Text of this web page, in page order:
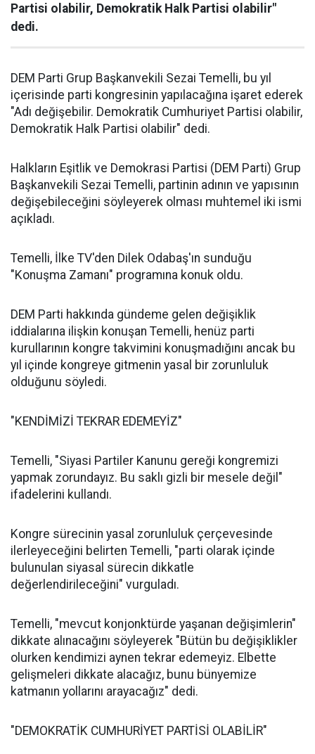
Partisi olabilir, Demokratik Halk Partisi olabilir"
dedi.
DEM Parti Grup Başkanvekili Sezai Temelli, bu yıl
içerisinde parti kongresinin yapılacağına işaret ederek
"Adı değişebilir. Demokratik Cumhuriyet Partisi olabilir,
Demokratik Halk Partisi olabilir" dedi.
Halkların Eşitlik ve Demokrasi Partisi (DEM Parti) Grup
Başkanvekili Sezai Temelli, partinin adının ve yapısının
değişebileceğini söyleyerek olması muhtemel iki ismi
açıkladı.
Temelli, İlke TV'den Dilek Odabaş'ın sunduğu
"Konuşma Zamanı" programına konuk oldu.
DEM Parti hakkında gündeme gelen değişiklik
iddialarına ilişkin konuşan Temelli, henüz parti
kurullarının kongre takvimini konuşmadığını ancak bu
yıl içinde kongreye gitmenin yasal bir zorunluluk
olduğunu söyledi.
"KENDİMİZİ TEKRAR EDEMEYİZ"
Temelli, "Siyasi Partiler Kanunu gereği kongremizi
yapmak zorundayız. Bu saklı gizli bir mesele değil"
ifadelerini kullandı.
Kongre sürecinin yasal zorunluluk çerçevesinde
ilerleyeceğini belirten Temelli, "parti olarak içinde
bulunulan siyasal sürecin dikkatle
değerlendirileceğini" vurguladı.
Temelli, "mevcut konjonktürde yaşanan değişimlerin"
dikkate alınacağını söyleyerek "Bütün bu değişiklikler
olurken kendimizi aynen tekrar edemeyiz. Elbette
gelişmeleri dikkate alacağız, bunu bünyemize
katmanın yollarını arayacağız" dedi.
"DEMOKRATİK CUMHURİYET PARTİSİ OLABİLİR"